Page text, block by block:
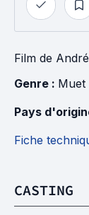
Film de
Genre : Muet
Pays
Fiche
CASTING